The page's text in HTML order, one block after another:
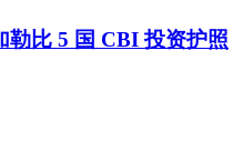
勒比 5 国 CBI 投资护照